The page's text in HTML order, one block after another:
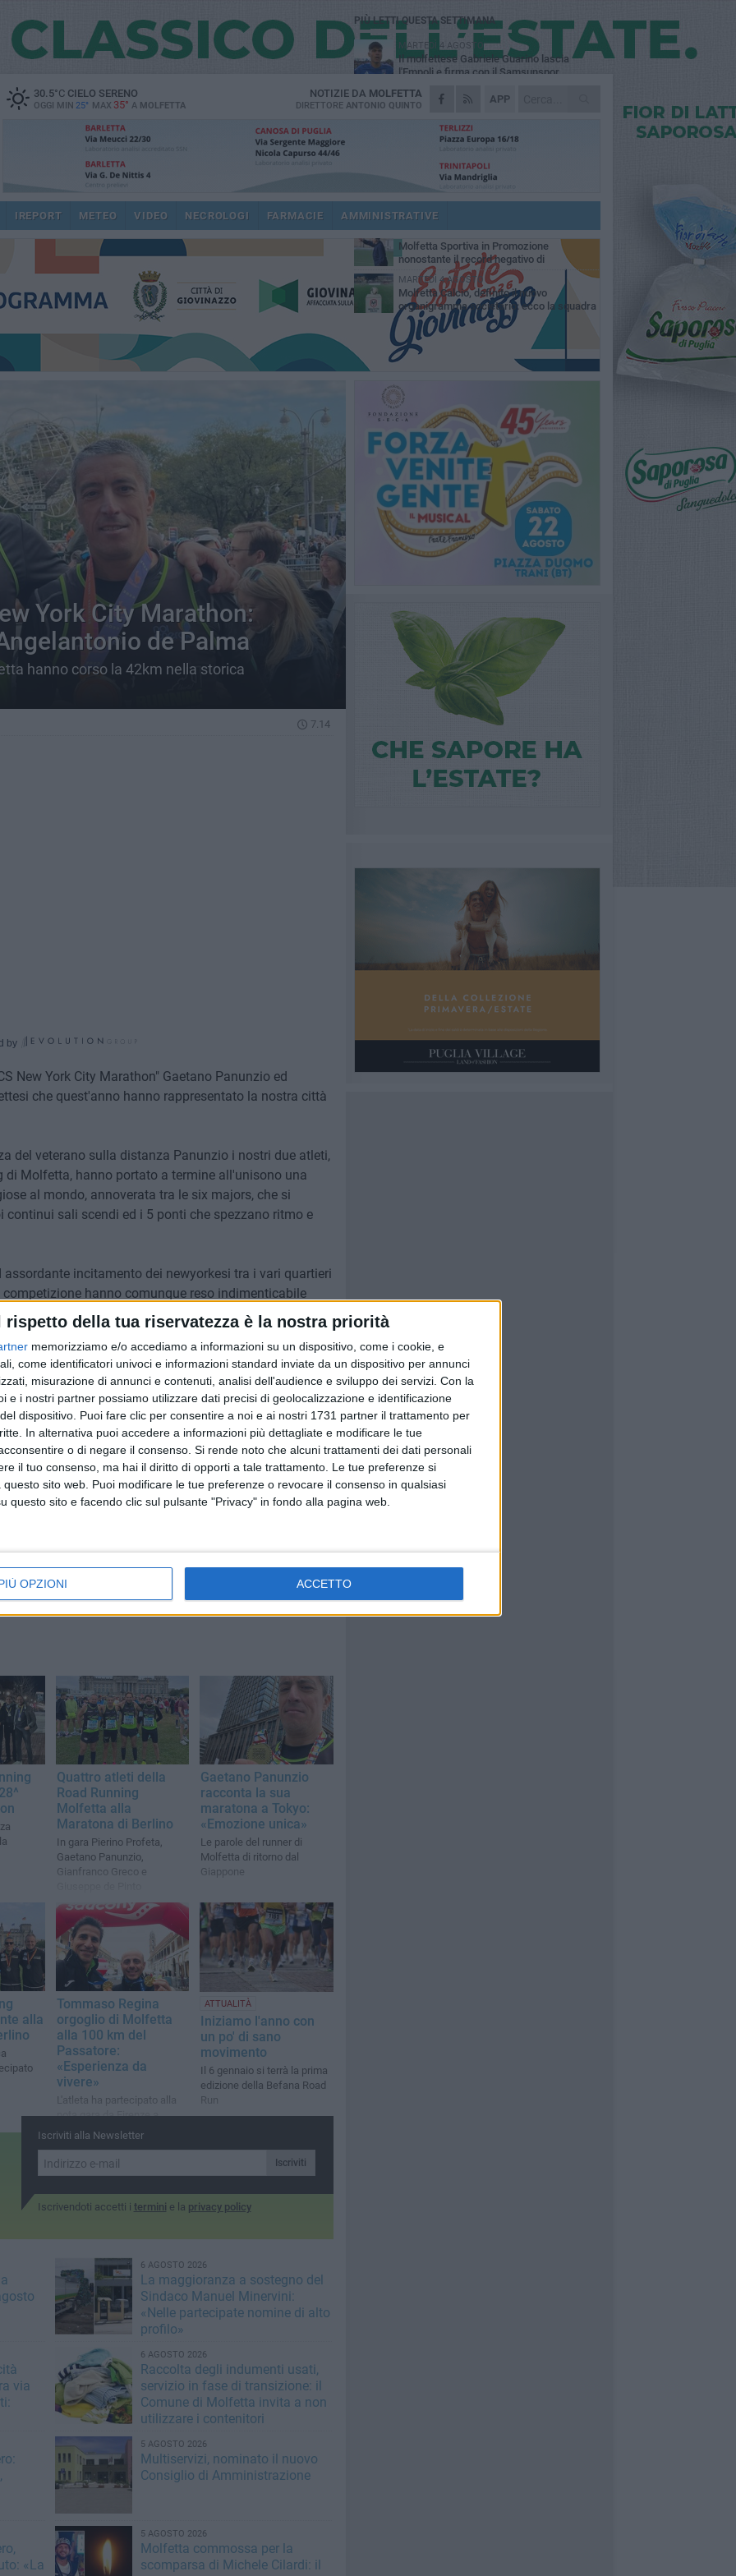
rispetto della tua riservatezza è la nostra priorità
memorizziamo e/o accediamo a informazioni su un dispositivo, come i cookie, e
come identificatori univoci e informazioni standard inviate da un dispositivo per annunci
misurazione di annunci e contenuti, analisi dell'audience e sviluppo dei servizi. Con la
e i nostri partner possiamo utilizzare dati precisi di geolocalizzazione e identificazione
dispositivo. Puoi fare clic per consentire a noi e ai nostri 1731 partner il trattamento per
In alternativa puoi accedere a informazioni più dettagliate e modificare le tue
o di negare il consenso. Si rende noto che alcuni trattamenti dei dati personali
il tuo consenso, ma hai il diritto di opporti a tale trattamento. Le tue preferenze si
sito web. Puoi modificare le tue preferenze o revocare il consenso in qualsiasi
questo sito e facendo clic sul pulsante "Privacy" in fondo alla pagina web.
OPZIONI ACCETTO
30.5°CCIELO SERENO
OGGI MIN 25° MAX 35° A MOLFETTA
APP
NOTIZIE DA MOLFETTA
DIRETTORE ANTONIO QUINTO
IREPORT METEO VIDEO NECROLOGI FARMACIE AMMINISTRATIVE
York City Marathon:
de Palma
hanno corso la 42km nella storica
7.14
by
New York City Marathon" Gaetano Panunzio ed
che quest'anno hanno rappresentato la nostra città
del veterano sulla distanza Panunzio i nostri due atleti,
di Molfetta, hanno portato a termine all'unisono una
al mondo, annoverata tra le six majors, che si
continui sali scendi ed i 5 ponti che spezzano ritmo e
incitamento dei newyorkesi tra i vari quartieri
hanno comunque reso indimenticabile
ad uno di loro di coronare un sogno anelato da
il
6 AGOSTO 2026
Cimitero comunale, nuovi
interventi per sicurezza e
manutenzione: affidati lavori per
oltre 33mila euro
Quattro atleti della
Road Running
Molfetta alla
Maratona di Berlino
In gara Pierino Profeta,
Gaetano Panunzio,
Gianfranco Greco e
Gaetano Panunzio
racconta la sua
maratona a Tokyo:
«Emozione unica»
Le parole del runner di
Molfetta di ritorno dal
Giappone
alla
Tommaso Regina
orgoglio di Molfetta
alla 100 km del
Passatore:
«Esperienza da
vivere»
L'atleta ha partecipato alla
nota gara da Firenze a
Faenza
ATTUALITÀ
Iniziamo l'anno con
un po' di sano
movimento
Il 6 gennaio si terrà la prima
edizione della Befana Road
Run
Iscriviti alla Newsletter
Iscriviti
Iscrivendoti accetti i termini e la privacy policy
6 AGOSTO 2026
La maggioranza a sostegno del
Sindaco Manuel Minervini:
«Nelle partecipate nomine di alto
profilo»
via
6 AGOSTO 2026
Raccolta degli indumenti usati,
servizio in fase di transizione: il
Comune di Molfetta invita a non
utilizzare i contenitori
5 AGOSTO 2026
Multiservizi, nominato il nuovo
Consiglio di Amministrazione
«La
5 AGOSTO 2026
Molfetta commossa per la
scomparsa di Michele Cilardi: il
PIÙ LETTI QUESTA SETTIMANA
MARTEDÌ 4 AGOSTO
Il molfettese Gabriele Guarino lascia
l'Empoli e firma con il Samsunspor
LUNEDÌ 3 AGOSTO
Palazzetto Giovanni Panunzio: dove lo
DOMENICA 2 AGOSTO
Minervini riparte da Otranto
Il Barletta continua a pescare a Molfetta
per il vivaio: altri tre giovani biancorossi
SABATO 1 AGOSTO
Molfetta Sportiva in Promozione
nonostante il record negativo di
retrocessioni
MARTEDÌ 4 AGOSTO
Molfetta Calcio, definito il nuovo
organigramma societario: ecco la squadra
dirigenziale